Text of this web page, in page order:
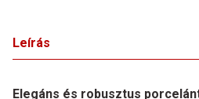
Leírás
Elegáns és robusztus